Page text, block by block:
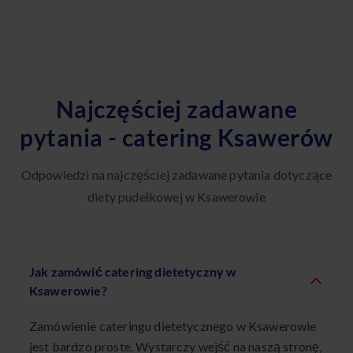
Najczęściej zadawane
pytania - catering Ksawerów
Odpowiedzi na najczęściej zadawane pytania dotyczące
diety pudełkowej w Ksawerowie
Jak zamówić catering dietetyczny w
Ksawerowie?
Zamówienie cateringu dietetycznego w Ksawerowie
jest bardzo proste. Wystarczy wejść na naszą stronę,